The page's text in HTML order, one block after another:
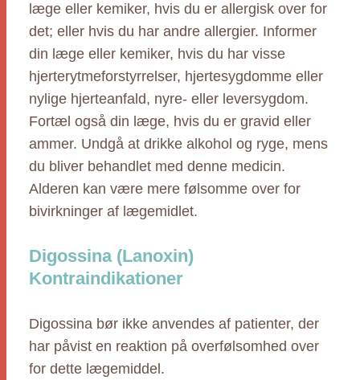
læge eller kemiker, hvis du er allergisk over for
det; eller hvis du har andre allergier. Informer
din læge eller kemiker, hvis du har visse
hjerterytmeforstyrrelser, hjertesygdomme eller
nylige hjerteanfald, nyre- eller leversygdom.
Fortæl også din læge, hvis du er gravid eller
ammer. Undgå at drikke alkohol og ryge, mens
du bliver behandlet med denne medicin.
Alderen kan være mere følsomme over for
bivirkninger af lægemidlet.
Digossina (Lanoxin)
Kontraindikationer
Digossina bør ikke anvendes af patienter, der
har påvist en reaktion på overfølsomhed over
for dette lægemiddel.